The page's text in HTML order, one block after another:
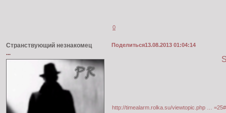
0
Поделиться13.08.2013 01:04:14
Странствующий незнакомец
...
http://timealarm.rolka.su/viewtopic.php …